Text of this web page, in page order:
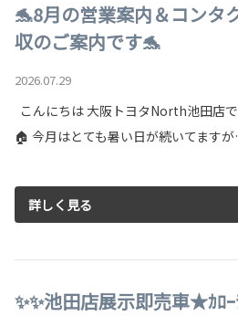
🐬8月の営業案内＆コンタ
収のご案内です🐬
2026.07.29
こんにちは 大阪トヨタNorth池田店
🏠 今月はとても暑い日が続いてます
詳しく見る
✨✨池田店展示即売車★ｶﾛ